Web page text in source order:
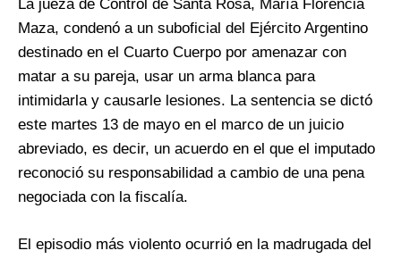
La jueza de Control de Santa Rosa, María Florencia
Maza, condenó a un suboficial del Ejército Argentino
destinado en el Cuarto Cuerpo por amenazar con
matar a su pareja, usar un arma blanca para
intimidarla y causarle lesiones. La sentencia se dictó
este martes 13 de mayo en el marco de un juicio
abreviado, es decir, un acuerdo en el que el imputado
reconoció su responsabilidad a cambio de una pena
negociada con la fiscalía.
El episodio más violento ocurrió en la madrugada del